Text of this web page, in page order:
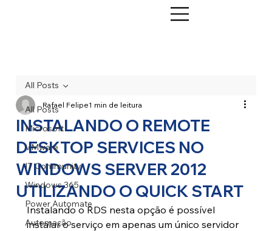
All Posts
Microsoft
VMware
IT Community
Windows 365
Power Automate
Automação
All Posts
INSTALANDO O REMOTE
DESKTOP SERVICES NO
WINDOWS SERVER 2012
UTILIZANDO O QUICK START
Rafael Felipe1 min de leitura
Instalando o RDS nesta opção é possível
instalar o serviço em apenas um único servidor